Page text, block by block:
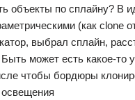
объекты по сплайну? В
(как clone
выбрал сплайн,
может есть какое-то
чтобы бордюры